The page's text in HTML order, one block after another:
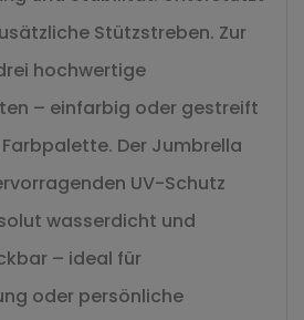
Stützstreben. Zur
hochwertige
– einfarbig oder gestreift
Der Jumbrella
UV-Schutz
wasserdicht und
– ideal für
oder persönliche